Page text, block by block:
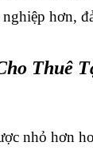
hơn,
Thuê
nhỏ hơn